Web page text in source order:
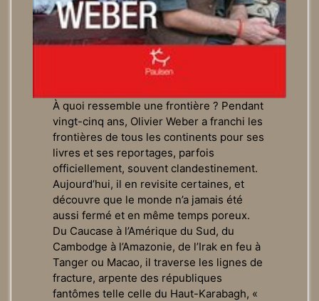
À quoi ressemble une frontière ? Pendant
vingt-cinq ans, Olivier Weber a franchi les
frontières de tous les continents pour ses
livres et ses reportages, parfois
officiellement, souvent clandestinement.
Aujourd’hui, il en revisite certaines, et
découvre que le monde n’a jamais été
aussi fermé et en même temps poreux.
Du Caucase à l’Amérique du Sud, du
Cambodge à l’Amazonie, de l’Irak en feu à
Tanger ou Macao, il traverse les lignes de
fracture, arpente des républiques
fantômes telle celle du Haut-Karabagh, «